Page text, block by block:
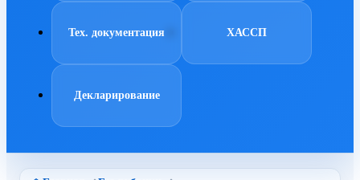
Тех. документация ХАССП
Декларирование